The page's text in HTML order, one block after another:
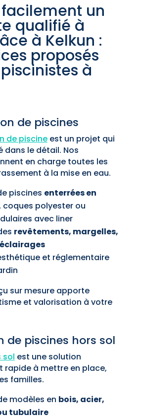
un
qualifié à
à Kelkun :
proposés
à
de piscines
de piscineest un projet qui
dans le détail. Nos
en charge toutes les
à la mise en eau.
piscines enterrées en
coques polyester ou
avec liner
revêtements, margelles,
et réglementaire
sur mesure apporte
et valorisation à votre
de piscines hors sol
sol est une solution
rapide à mettre en place,
familles.
modèles en bois, acier,
tubulaire